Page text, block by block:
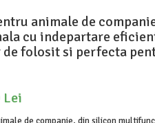
animale de
cu indepartare
de folosit si perfecta
Lei
de companie, din silicon